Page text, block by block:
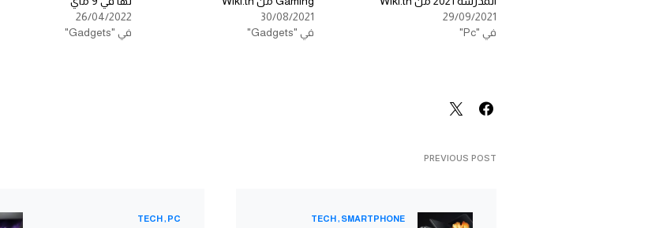
29/09/2021
في "Pc"
30/08/2021
في "Gadgets"
26/04/2022
في "Gadgets"
PREVIOUS POST
SMARTPHONE
TECH
PC
TECH